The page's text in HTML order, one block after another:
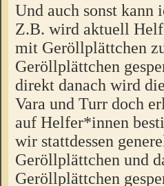
Und auch sonst kann
Z.B. wird aktuell
mit Geröllplättchen
Geröllplättchen
direkt danach wird
Vara und Turr doch
auf Helfer*innen
wir stattdessen
Geröllplättchen und
Geröllplättchen